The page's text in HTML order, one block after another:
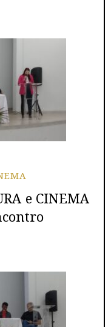
e CINEMA